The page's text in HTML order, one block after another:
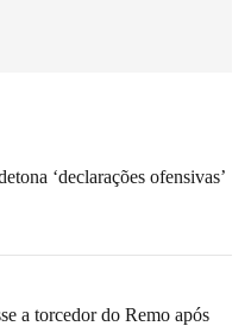
‘declarações ofensivas’
a torcedor do Remo após